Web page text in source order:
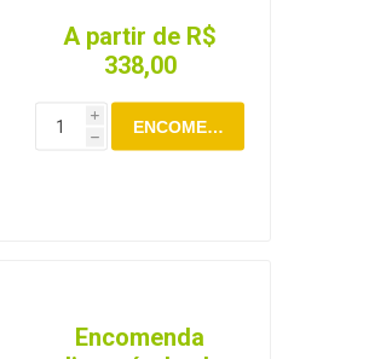
A partir de R$
338,00
i
h
ENCOMENDAR
Encomenda